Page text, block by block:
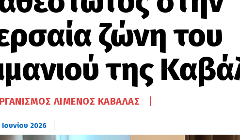
ζώνη του
της
ΛΙΜΈΝΟΣ ΚΑΒΆΛΑΣ
Ιουνίου 2026